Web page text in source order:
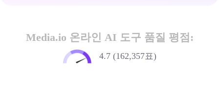
Media.io 온라인 AI 도구 품질 평점:
4.7 (162,357표)